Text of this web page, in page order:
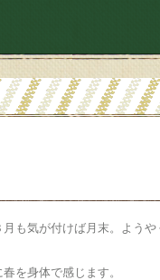
も気が付けば月末。よう
を身体で感じます。